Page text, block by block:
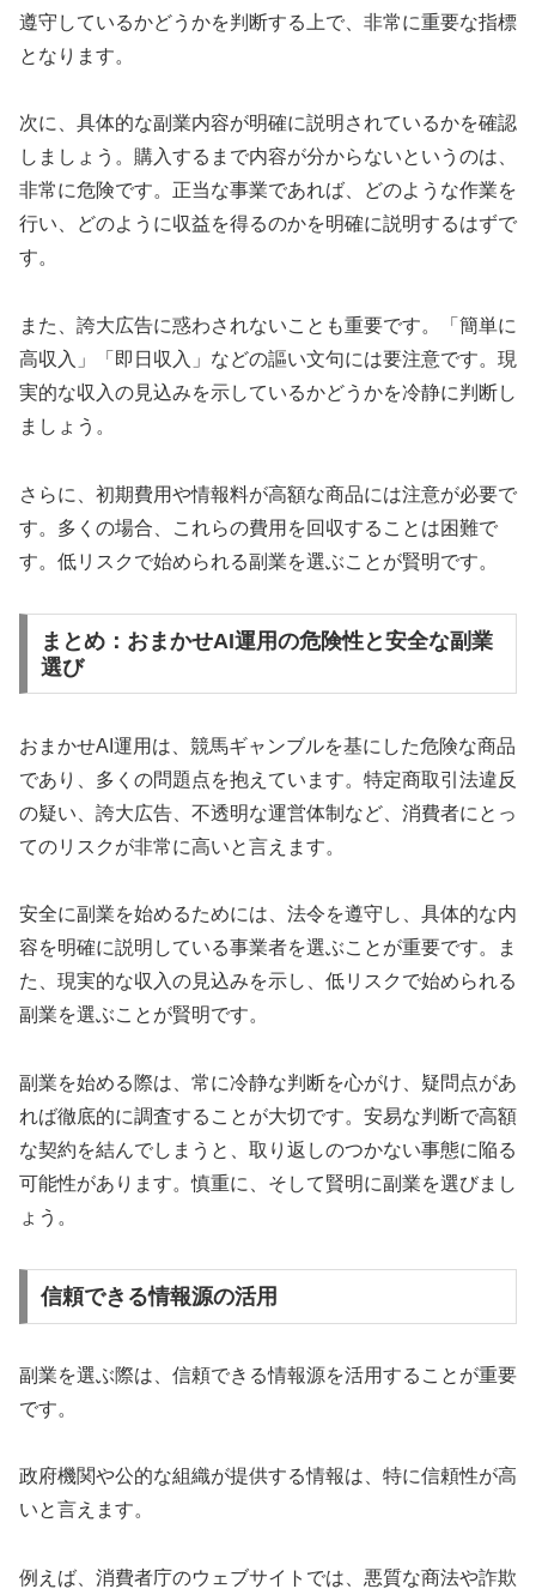
遵守しているかどうかを判断する上で、非常に重要な指標
となります。
次に、具体的な副業内容が明確に説明されているかを確認
しましょう。購入するまで内容が分からないというのは、
非常に危険です。正当な事業であれば、どのような作業を
行い、どのように収益を得るのかを明確に説明するはずで
す。
また、誇大広告に惑わされないことも重要です。「簡単に
高収入」「即日収入」などの謳い文句には要注意です。現
実的な収入の見込みを示しているかどうかを冷静に判断し
ましょう。
さらに、初期費用や情報料が高額な商品には注意が必要で
す。多くの場合、これらの費用を回収することは困難で
す。低リスクで始められる副業を選ぶことが賢明です。
まとめ：おまかせAI運用の危険性と安全な副業
選び
おまかせAI運用は、競馬ギャンブルを基にした危険な商品
であり、多くの問題点を抱えています。特定商取引法違反
の疑い、誇大広告、不透明な運営体制など、消費者にとっ
てのリスクが非常に高いと言えます。
安全に副業を始めるためには、法令を遵守し、具体的な内
容を明確に説明している事業者を選ぶことが重要です。ま
た、現実的な収入の見込みを示し、低リスクで始められる
副業を選ぶことが賢明です。
副業を始める際は、常に冷静な判断を心がけ、疑問点があ
れば徹底的に調査することが大切です。安易な判断で高額
な契約を結んでしまうと、取り返しのつかない事態に陥る
可能性があります。慎重に、そして賢明に副業を選びまし
ょう。
信頼できる情報源の活用
副業を選ぶ際は、信頼できる情報源を活用することが重要
です。
政府機関や公的な組織が提供する情報は、特に信頼性が高
いと言えます。
例えば、消費者庁のウェブサイトでは、悪質な商法や詐欺